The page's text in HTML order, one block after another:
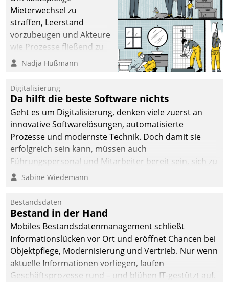
Mieterwechsel zu
straffen, Leerstand
vorzubeugen und Akteure
wie Prozesse fließend zu
vernetzen, nutzt die
Jahresbeginn eine
Überblick, Einsicht und
Eingriff bietende Lösung.
Zur Entwicklung setzte
man auf
Cloudtechnologie,
bewährte und Startup-
agile Projektmethoden.
Nadja Hußmann
Digitalisierung
Da hilft die beste Software nichts
Geht es um Digitalisierung, denken viele zuerst an
innovative Softwarelösungen, automatisierte
Prozesse und modernste Technik. Doch damit sie
erfolgreich sein kann, müssen auch
Führungspersonal und Mitarbeiter bereit sein, sich zu
verändern und anzupassen, sonst werden sie an ihr
Sabine Wiedemann
Bestandsdaten
Bestand in der Hand
Mobiles Bestandsdatenmanagement schließt
Informationslücken vor Ort und eröffnet Chancen bei
Objektpflege, Modernisierung und Vertrieb. Nur wenn
aktuelle Informationen vorliegen, laufen
Geschäftsprozesse rund – und blühen IT-gestützt auf.